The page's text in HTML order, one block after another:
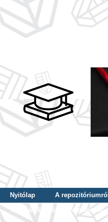
Nyitólap A repozitóriumról
Tallózás képzés szintje szerint